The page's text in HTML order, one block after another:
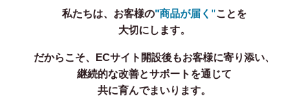
私たちは、お客様の"商品が届く"ことを
大切にします。
だからこそ、ECサイト開設後もお客様に寄り添い、
継続的な改善とサポートを通じて
共に育んでまいります。